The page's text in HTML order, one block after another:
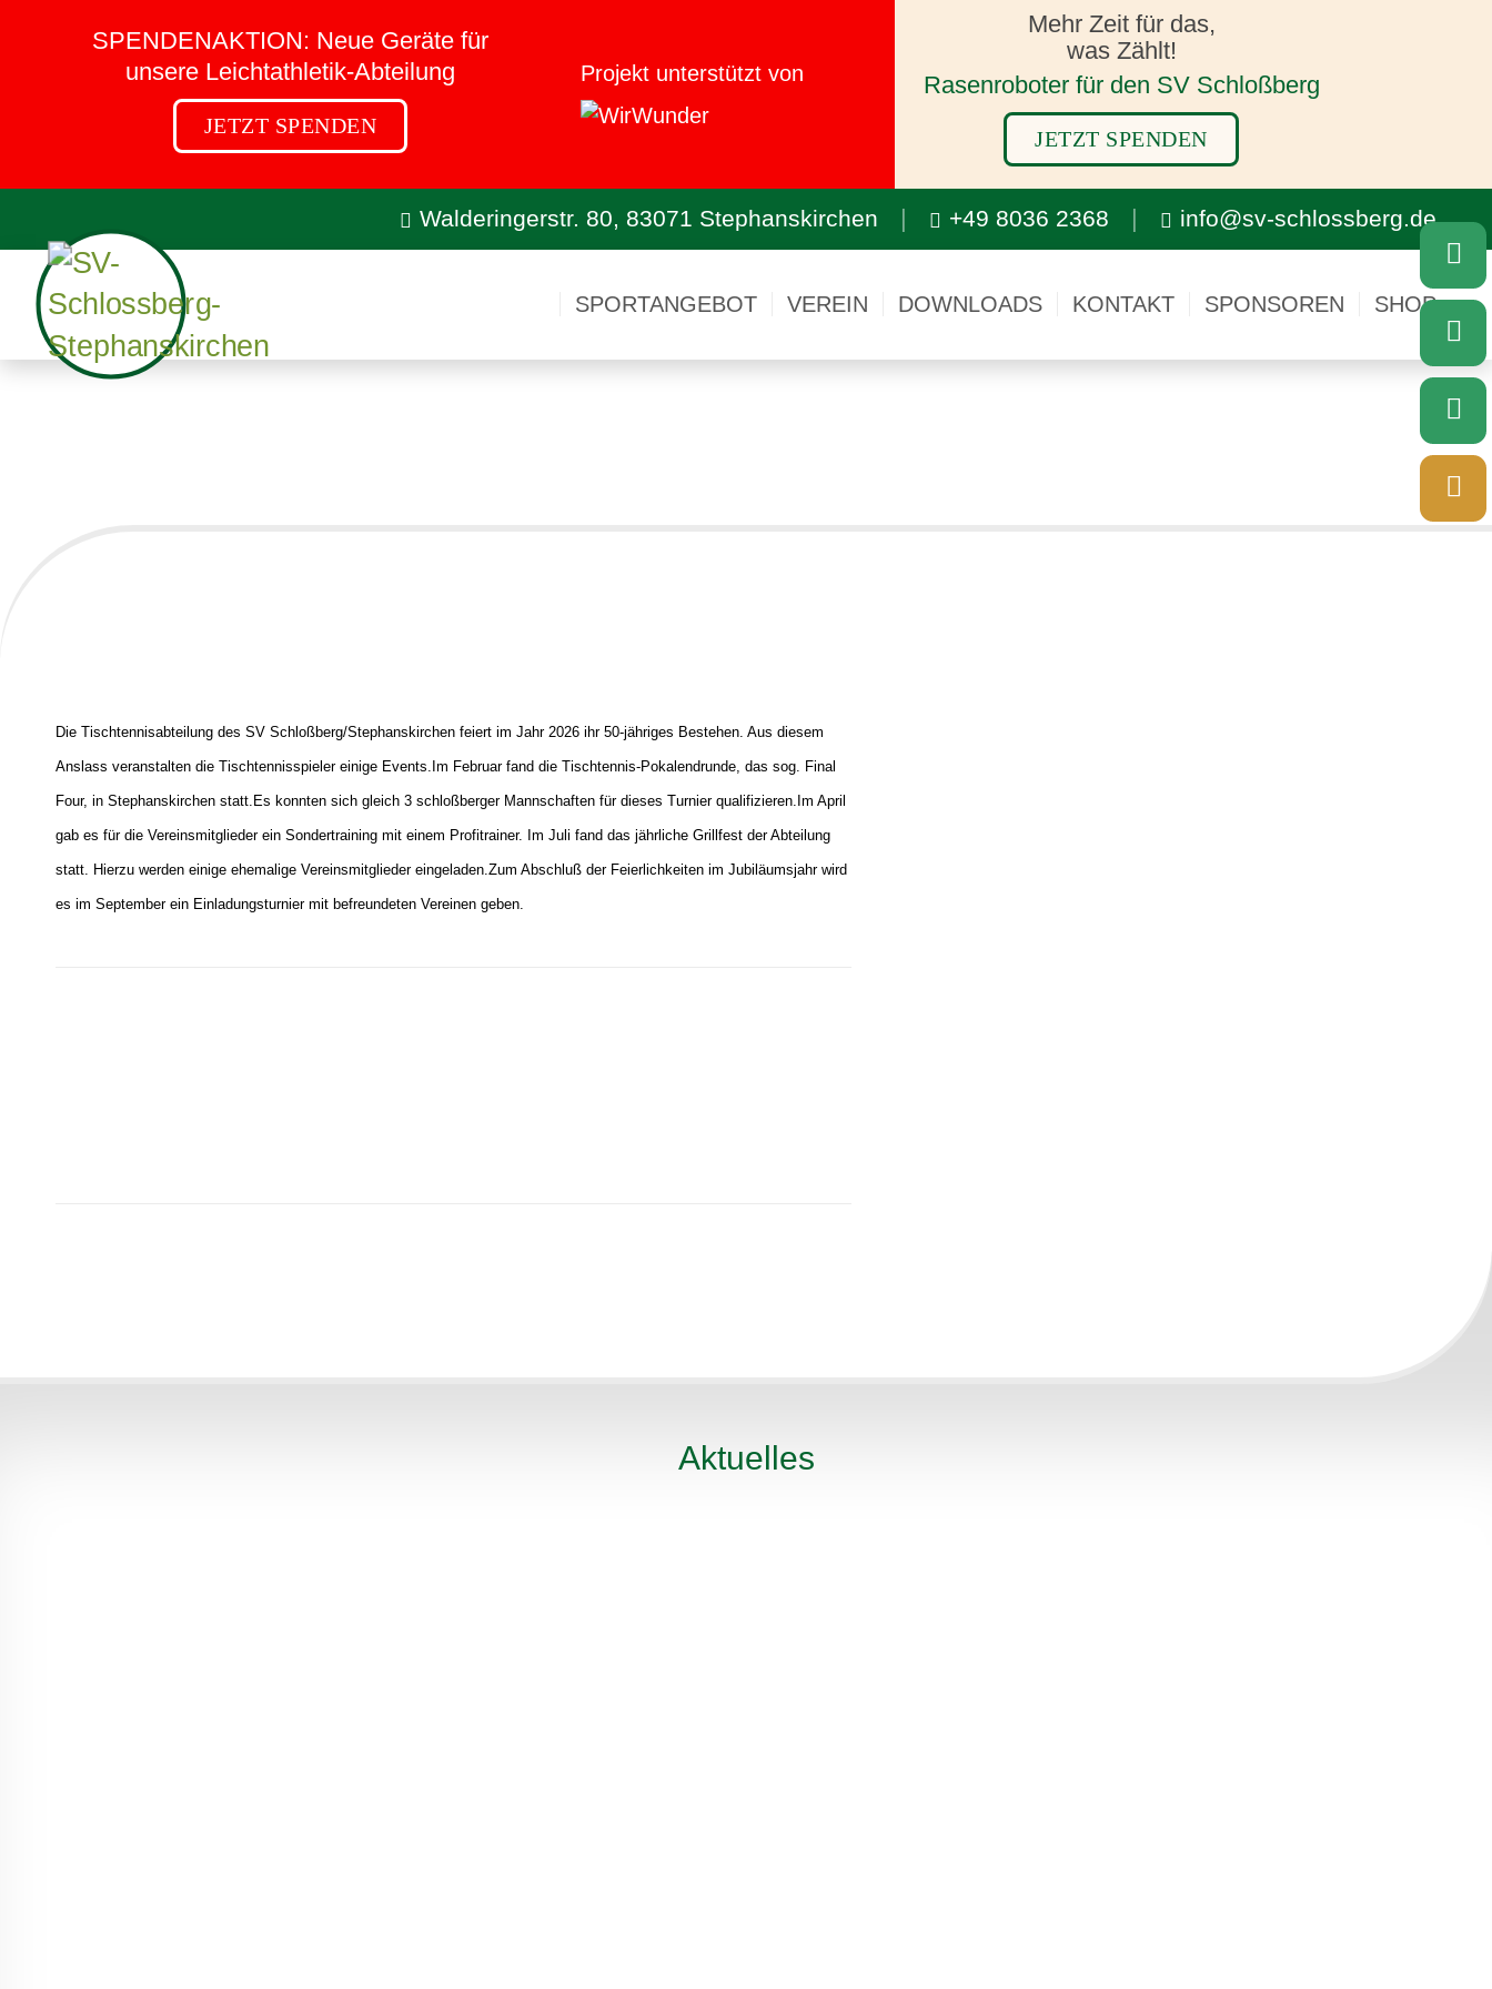
SPENDENAKTION: Neue Geräte für
unsere Leichtathletik-Abteilung
JETZT SPENDEN
Projekt unterstützt von
Mehr Zeit für das,
was Zählt!
Rasenroboter für den SV Schloßberg
JETZT SPENDEN
Walderingerstr. 80, 83071 Stephanskirchen +49 8036 2368 info@sv-schlossberg.de
SPORTANGEBOT VEREIN DOWNLOADS KONTAKT SPONSOREN SHOP
Die Tischtennisabteilung des SV Schloßberg/Stephanskirchen feiert im Jahr 2026 ihr 50-jähriges Bestehen. Aus diesem
Anslass veranstalten die Tischtennisspieler einige Events. Im Februar fand die Tischtennis-Pokalendrunde, das sog. Final
Four, in Stephanskirchen statt. Es konnten sich gleich 3 schloßberger Mannschaften für dieses Turnier qualifizieren. Im April
gab es für die Vereinsmitglieder ein Sondertraining mit einem Profitrainer. Im Juli fand das jährliche Grillfest der Abteilung
statt. Hierzu werden einige ehemalige Vereinsmitglieder eingeladen.Zum Abschluß der Feierlichkeiten im Jubiläumsjahr wird
es im September ein Einladungsturnier mit befreundeten Vereinen geben.
Aktuelles